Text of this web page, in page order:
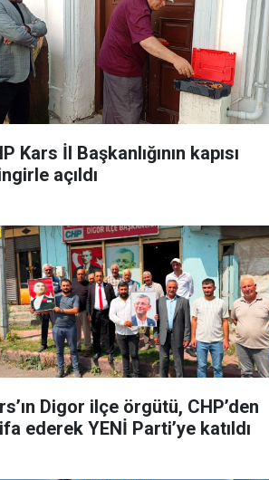
Kars İl Başkanlığının kapısı
açıldı
Digor ilçe örgütü, CHP’den
ederek YENİ Parti’ye katıldı